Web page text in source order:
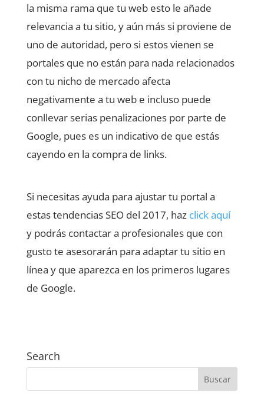
la misma rama que tu web esto le añade
relevancia a tu sitio, y aún más si proviene de
uno de autoridad, pero si estos vienen se
portales que no están para nada relacionados
con tu nicho de mercado afecta
negativamente a tu web e incluso puede
conllevar serias penalizaciones por parte de
Google, pues es un indicativo de que estás
cayendo en la compra de links.
Si necesitas ayuda para ajustar tu portal a
estas tendencias SEO del 2017, haz click aquí
y podrás contactar a profesionales que con
gusto te asesorarán para adaptar tu sitio en
línea y que aparezca en los primeros lugares
de Google.
Search